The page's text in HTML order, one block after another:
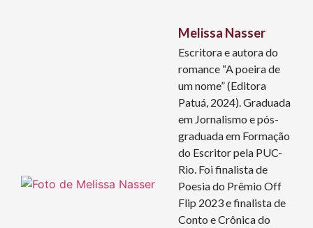
Melissa Nasser
Escritora e autora do
romance “A poeira de
um nome” (Editora
Patuá, 2024). Graduada
em Jornalismo e pós-
graduada em Formação
do Escritor pela PUC-
Rio. Foi finalista de
Poesia do Prêmio Off
Flip 2023 e finalista de
Conto e Crônica do